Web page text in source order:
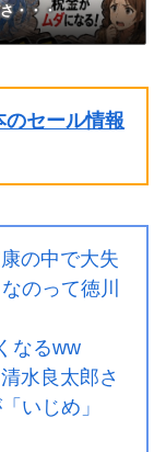
・・・
セール情報
の中で大失
のって徳川
なるww
水良太郎さ
いじめ」